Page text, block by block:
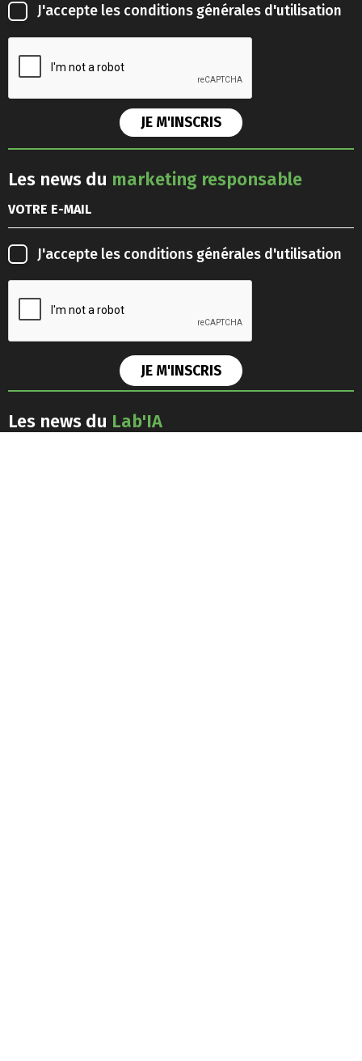
J'accepte les conditions générales d'utilisation
Les news du marketing responsable
J'accepte les conditions générales d'utilisation
Les news du Lab'IA